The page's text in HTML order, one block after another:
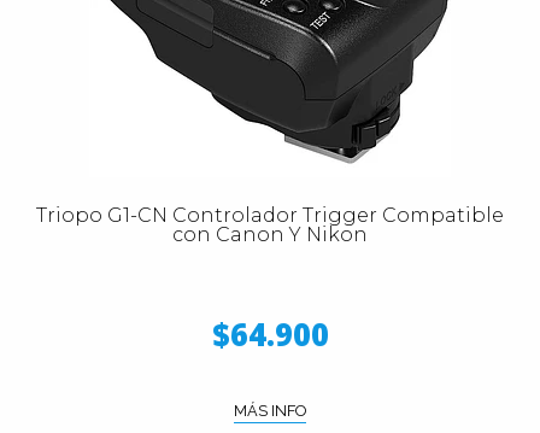
Triopo G1-CN Controlador Trigger Compatible
con Canon Y Nikon
$64.900
MÁS INFO